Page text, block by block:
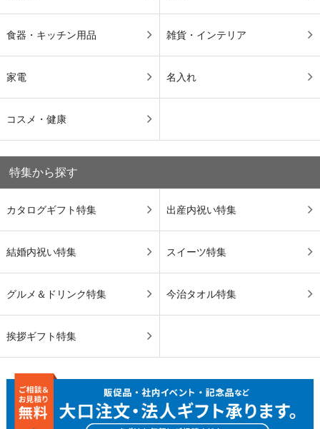
食器・キッチン用品 雑貨・インテリア
家電 名入れ
コスメ・健康
特集から探す
カタログギフト特集 出産内祝い特集
結婚内祝い特集 スイーツ特集
グルメ＆ドリンク特集 今治タオル特集
挨拶ギフト特集